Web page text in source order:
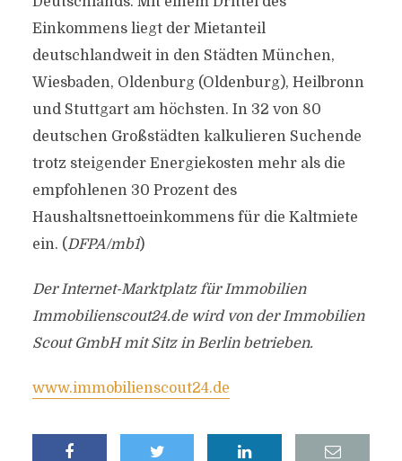
Einkommens liegt der Mietanteil
deutschlandweit in den Städten München,
Wiesbaden, Oldenburg (Oldenburg), Heilbronn
und Stuttgart am höchsten. In 32 von 80
deutschen Großstädten kalkulieren Suchende
trotz steigender Energiekosten mehr als die
empfohlenen 30 Prozent des
Haushaltsnettoeinkommens für die Kaltmiete
ein. (DFPA/mb1)
Der Internet-Marktplatz für Immobilien
Immobilienscout24.de wird von der Immobilien
Scout GmbH mit Sitz in Berlin betrieben.
www.immobilienscout24.de